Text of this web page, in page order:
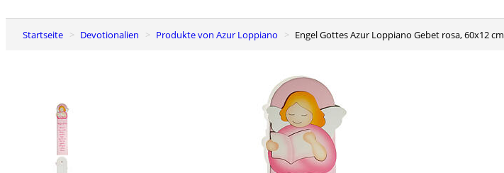
Startseite Devotionalien Produkte von Azur Loppiano Engel Gottes Azur Loppiano Gebet rosa, 60x12 cm